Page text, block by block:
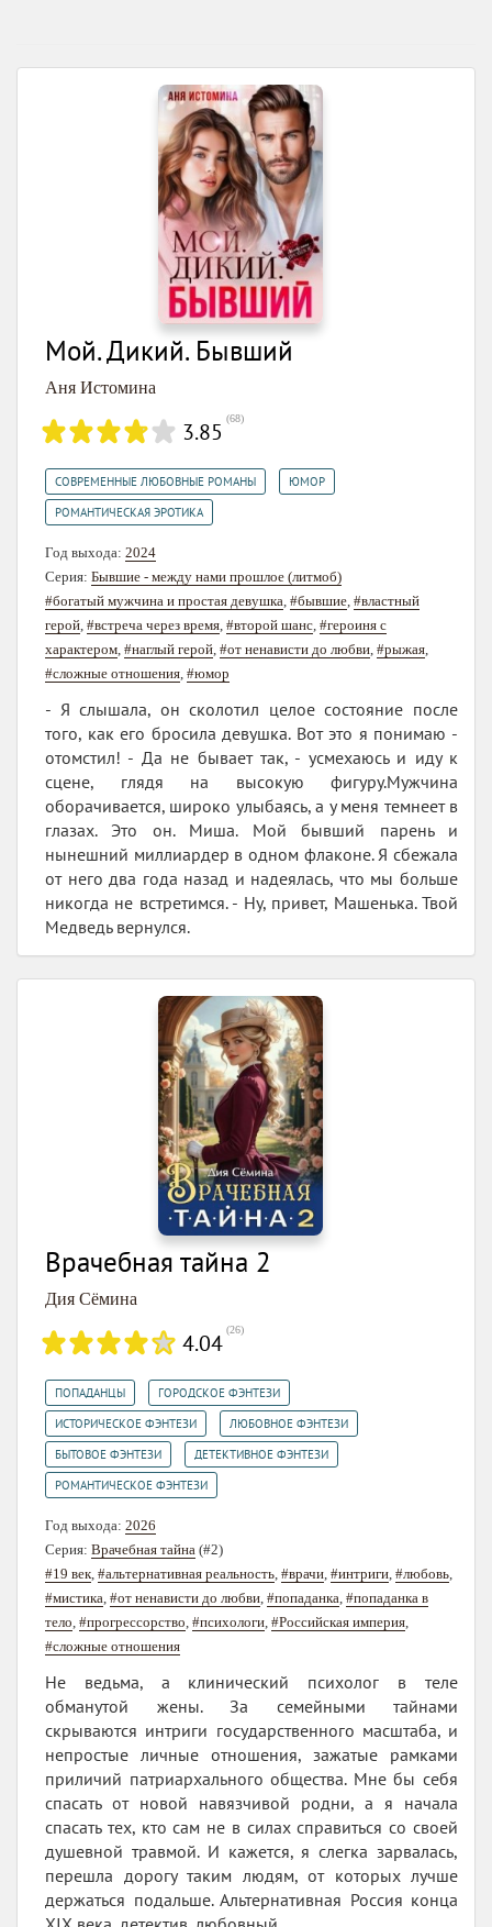
Мой. Дикий. Бывший
Аня Истомина
3.85 (68)
СОВРЕМЕННЫЕ ЛЮБОВНЫЕ РОМАНЫ ЮМОР
РОМАНТИЧЕСКАЯ ЭРОТИКА
Год выхода: 2024
Серия: Бывшие - между нами прошлое (литмоб)
#богатый мужчина и простая девушка, #бывшие, #властный
герой, #встреча через время, #второй шанс, #героиня с
характером, #наглый герой, #от ненависти до любви, #рыжая,
#сложные отношения, #юмор
- Я слышала, он сколотил целое состояние после
того, как его бросила девушка. Вот это я понимаю -
отомстил! - Да не бывает так, - усмехаюсь и иду к
сцене, глядя на высокую фигуру.Мужчина
оборачивается, широко улыбаясь, а у меня темнеет в
глазах. Это он. Миша. Мой бывший парень и
нынешний миллиардер в одном флаконе. Я сбежала
от него два года назад и надеялась, что мы больше
никогда не встретимся. - Ну, привет, Машенька. Твой
Медведь вернулся.
Врачебная тайна 2
Дия Сёмина
4.04 (26)
ПОПАДАНЦЫ ГОРОДСКОЕ ФЭНТЕЗИ
ИСТОРИЧЕСКОЕ ФЭНТЕЗИ ЛЮБОВНОЕ ФЭНТЕЗИ
БЫТОВОЕ ФЭНТЕЗИ ДЕТЕКТИВНОЕ ФЭНТЕЗИ
РОМАНТИЧЕСКОЕ ФЭНТЕЗИ
Год выхода: 2026
Серия: Врачебная тайна (#2)
#19 век, #альтернативная реальность, #врачи, #интриги, #любовь,
#мистика, #от ненависти до любви, #попаданка, #попаданка в
тело, #прогрессорство, #психологи, #Российская империя,
#сложные отношения
Не ведьма, а клинический психолог в теле
обманутой жены. За семейными тайнами
скрываются интриги государственного масштаба, и
непростые личные отношения, зажатые рамками
приличий патриархального общества. Мне бы себя
спасать от новой навязчивой родни, а я начала
спасать тех, кто сам не в силах справиться со своей
душевной травмой. И кажется, я слегка зарвалась,
перешла дорогу таким людям, от которых лучше
держаться подальше. Альтернативная Россия конца